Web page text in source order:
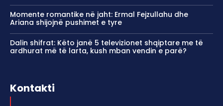
Momente romantike në jaht: Ermal Fejzullahu dhe
Ariana shijojnë pushimet e tyre
Dalin shifrat: Këto janë 5 televizionet shqiptare me të
ardhurat më të larta, kush mban vendin e parë?
Kontakti